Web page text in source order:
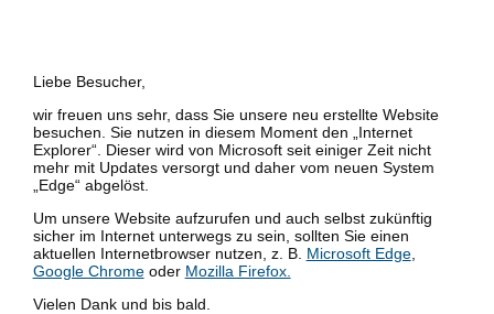
Liebe Besucher,
wir freuen uns sehr, dass Sie unsere neu erstellte Website
besuchen. Sie nutzen in diesem Moment den „Internet
Explorer“. Dieser wird von Microsoft seit einiger Zeit nicht
mehr mit Updates versorgt und daher vom neuen System
„Edge“ abgelöst.
Um unsere Website aufzurufen und auch selbst zukünftig
sicher im Internet unterwegs zu sein, sollten Sie einen
aktuellen Internetbrowser nutzen, z. B. Microsoft Edge,
Google Chromeoder Mozilla Firefox.
Vielen Dank und bis bald.